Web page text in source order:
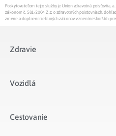
Poskytovateľom tejto služby je Union zdravotná poisťovňa,
zákonom č. 581/2004 Z.z. o zdravotných poisťovniach,
zmene a doplnení niektorých zákonov v znení neskorších
Zdravie
Vozidlá​
Cestovanie